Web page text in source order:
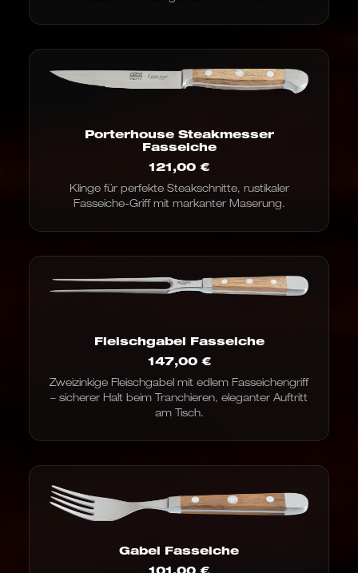
Porterhouse Steakmesser
Fasseiche
121,00 €
Klinge für perfekte Steakschnitte, rustikaler
Fasseiche-Griff mit markanter Maserung.
Fleischgabel Fasseiche
147,00 €
Zweizinkige Fleischgabel mit edlem Fasseichengriff
– sicherer Halt beim Tranchieren, eleganter Auftritt
am Tisch.
Gabel Fasseiche
101,00 €